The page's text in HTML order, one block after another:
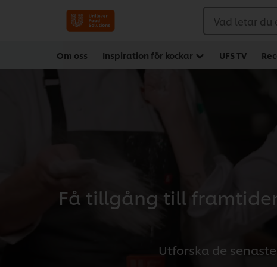
Vad letar du
Om oss Inspiration för kockar UFS TV
Få tillgång till
Utforska de